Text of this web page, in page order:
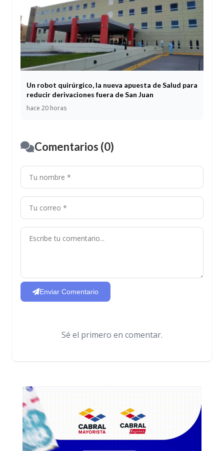
Un robot quirúrgico, la nueva apuesta de Salud para
reducir derivaciones fuera de San Juan
hace 20 horas
Comentarios (0)
Enviar Comentario
Sé el primero en comentar.